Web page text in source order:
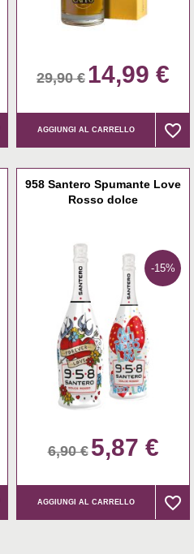
29,90 € 14,99 €
AGGIUNGI AL CARRELLO favorite_border
favorite_border
958 Santero Spumante Love
Rosso dolce
-15%
6,90 € 5,87 €
AGGIUNGI AL CARRELLO favorite_border
favorite_border